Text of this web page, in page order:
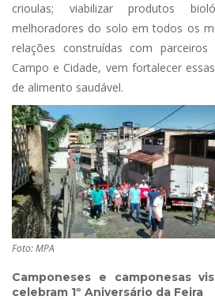
crioulas; viabilizar produtos
melhoradores do solo em todos os
relações construídas com
Campo e Cidade, vem fortalecer
de alimento saudável.
Foto: MPA
Camponeses e camponesas
celebram 1º Aniversário da Feira